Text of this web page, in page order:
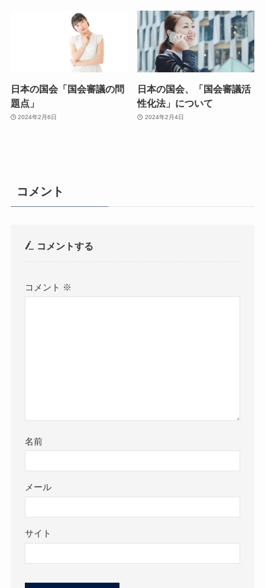
日本の国会「国会審議の問
題点」
2024年2月6日
日本の国会、「国会審議活
性化法」について
2024年2月4日
コメント
コメントする
コメント ※
名前
メール
サイト